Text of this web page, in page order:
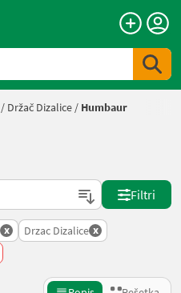
/ Držač Dizalice / Humbaur
Filtri
x Drzac Dizalice x